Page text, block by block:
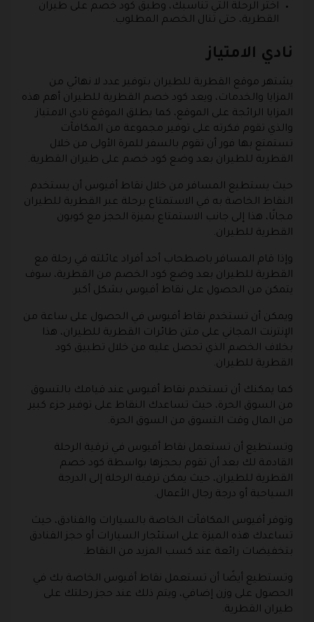
اختر الرحلة التي تناسبك، وطبق كود خصم على طيران
القطرية، حتى تنال الخصم المطلوب.
نادي الامتياز
يشتهر موقع القطرية للطيران بتوفير عدد لا نهائي من
المزايا والخدمات، ويعد كود خصم القطرية للطيران أهم هذه
المزايا الرائجة على الموقع، كما يطلق الموقع نادي الامتياز
والذي تقوم فكرته على توفير مجموعة من المكافآت
تستمتع بها فور أن تقوم بالسفر للمرة الأولى من خلال
القطرية للطيران بعد وضع كود خصم على طيران القطرية.
حيث يستطيع المسافر من خلال نقاط أفيوس أن يستخدم
النقاط الخاصة به في الاستمتاع برحلة عبر القطرية للطيران
مجانًا، هذا إلى جانب الاستمتاع بميزة الحجز مع كوبون
القطرية للطيران.
وإذا قام المسافر باصطحاب أحد أفراد عائلته في رحلة مع
القطرية للطيران بعد وضع كود الخصم من القطرية، سوف
يتمكن من الحصول على نقاط أفيوس بشكل أكبر.
ويمكن أن تستخدم نقاط أفيوس في الحصول على ساعة من
الإنترنت المجاني على متن طائرات القطرية للطيران، هذا
بخلاف الخصم الذي تحصل عليه من خلال تطبيق كود
القطرية للطيران.
كما يمكنك أن تستخدم نقاط أفيوس عند قيامك بالتسوق
من السوق الحرة، حيث تساعدك النقاط على توفير جزء كبير
من المال وقت التسوق من السوق الحرة.
وتستطيع أن تستعمل نقاط أفيوس في ترقية الرحلة
القادمة لك بعد أن تقوم بحجزها بواسطة كود خصم
القطرية للطيران، حيث يمكن ترفية الرحلة إلى الدرجة
السياحية أو درجة رجال الأعمال.
وتوفر أفيوس المكافآت الخاصة بالسيارات والفنادق، حيث
تساعدك هذه الميزة على استئجار السيارات أو حجز الفنادق
بتخفيضات رائعة عند كسب المزيد من النقاط.
وتستطيع أيضًا أن تستعمل نقاط أفيوس الخاصة بك في
الحصول على وزن إضافي، ويتم ذلك عند حجز رحلتك على
طيران القطرية.